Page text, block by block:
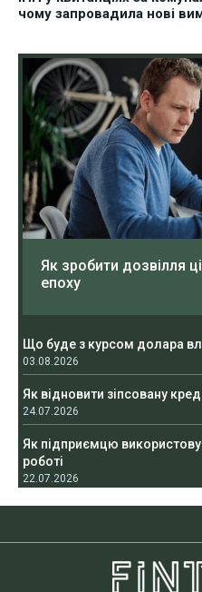
чому запровадила нові
Як зробити дозвілля
епоху
Що буде з курсом долара
03.08.2026
Як відновити зіпсовану
24.07.2026
Як підприємцю
роботі
22.07.2026